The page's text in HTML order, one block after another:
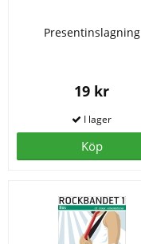
Presentinslagning
19 kr
Köp